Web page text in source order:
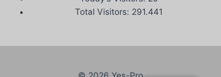
Total Visitors: 291.441